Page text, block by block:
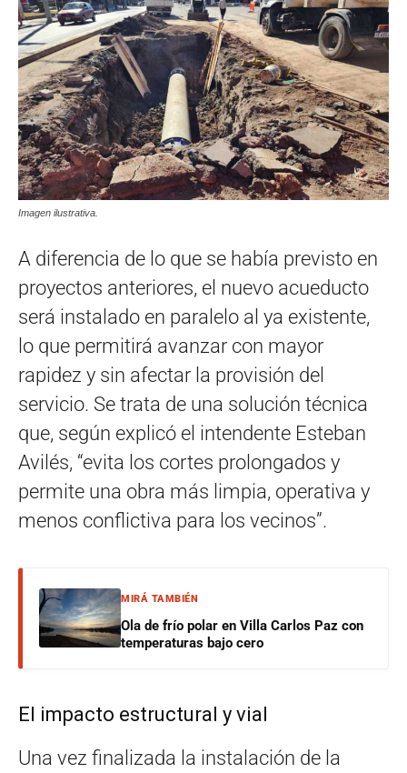
Imagen ilustrativa.
A diferencia de lo que se había previsto en
proyectos anteriores, el nuevo acueducto
será instalado en paralelo al ya existente,
lo que permitirá avanzar con mayor
rapidez y sin afectar la provisión del
servicio. Se trata de una solución técnica
que, según explicó el intendente Esteban
Avilés, “evita los cortes prolongados y
permite una obra más limpia, operativa y
menos conflictiva para los vecinos”.
MIRÁ TAMBIÉN
Ola de frío polar en Villa Carlos Paz con
temperaturas bajo cero
El impacto estructural y vial
Una vez finalizada la instalación de la